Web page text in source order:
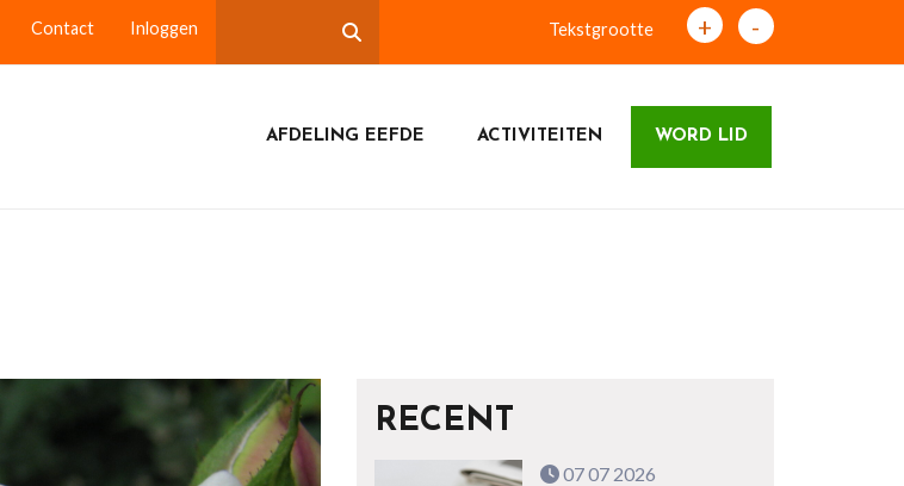
Contact Inloggen Tekstgrootte + -
AFDELING EEFDE ACTIVITEITEN WORD LID
RECENT
07 07 2026